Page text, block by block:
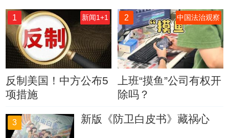
1 新闻1+1
反制美国！中方公布5
项措施
2 中国法治观察
上班“摸鱼”公司有权开
除吗？
3 新版《防卫白皮书》藏祸心